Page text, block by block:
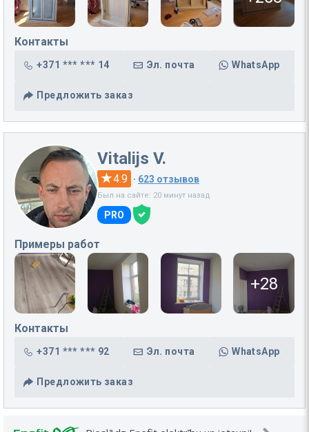
Контакты
+371 *** *** 14 Эл. почта WhatsApp
Предложить заказ
Vitalijs V.
4.9 · 623 отзывов
Был на сайте: 20 минут назад
PRO
Примеры работ
+28
Контакты
+371 *** *** 92 Эл. почта WhatsApp
Предложить заказ